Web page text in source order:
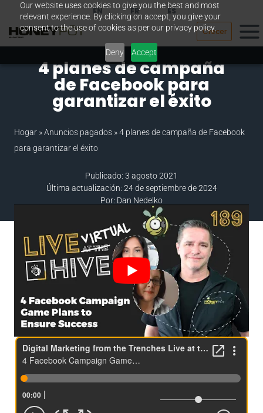
Our website uses cookies to give you the best and most
relevant experience. By clicking on accept, you give your
consent to the use of cookies as per our privacy policy.
Deny Accept
Saltar
contenido
EN FR ES
Crecer
4 planes de campaña
de Facebook para
garantizar el éxito
Hogar »Anuncios pagados »4 planes de campaña de Facebook
para garantizar el éxito
Publicado: 3 agosto 2021
Última actualización: 24 de septiembre de 2024
Por: Dan Nedelko